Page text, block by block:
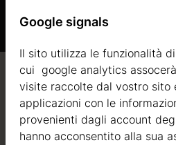
Qualità / garanzia /
Google signals
Il sito utilizza le funzionalità
cui google analytics
visite raccolte dal vostro sito
applicazioni con le
provenienti dagli account
hanno acconsentito alla sua